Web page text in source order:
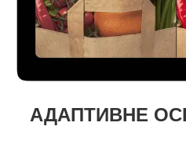
АДАПТИВНЕ